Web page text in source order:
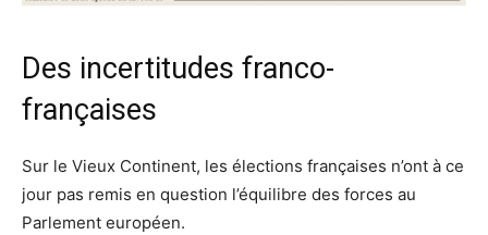
Des incertitudes franco-
françaises
Sur le Vieux Continent, les élections françaises n’ont à ce
jour pas remis en question l’équilibre des forces au
Parlement européen.